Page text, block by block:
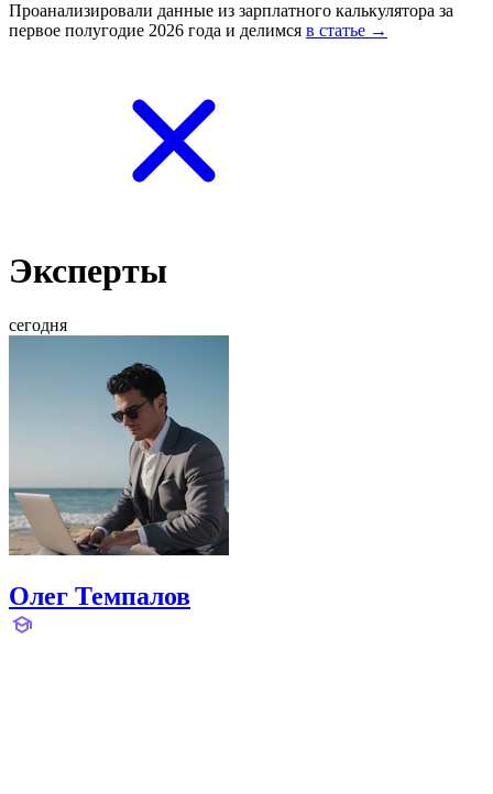
Проанализировали данные из зарплатного калькулятора за
первое полугодие 2026 года и делимся в статье →
Эксперты
сегодня
Олег Темпалов